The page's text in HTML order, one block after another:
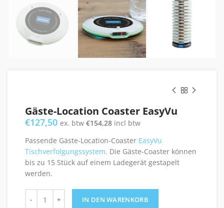
Gäste-Location Coaster EasyVu
€127,50 ex. btw €154,28 incl btw
Passende Gäste-Location-Coaster EasyVu
Tischverfolgungssystem. Die Gäste-Coaster können
bis zu 15 Stück auf einem Ladegerät gestapelt
werden.
IN DEN WARENKORB